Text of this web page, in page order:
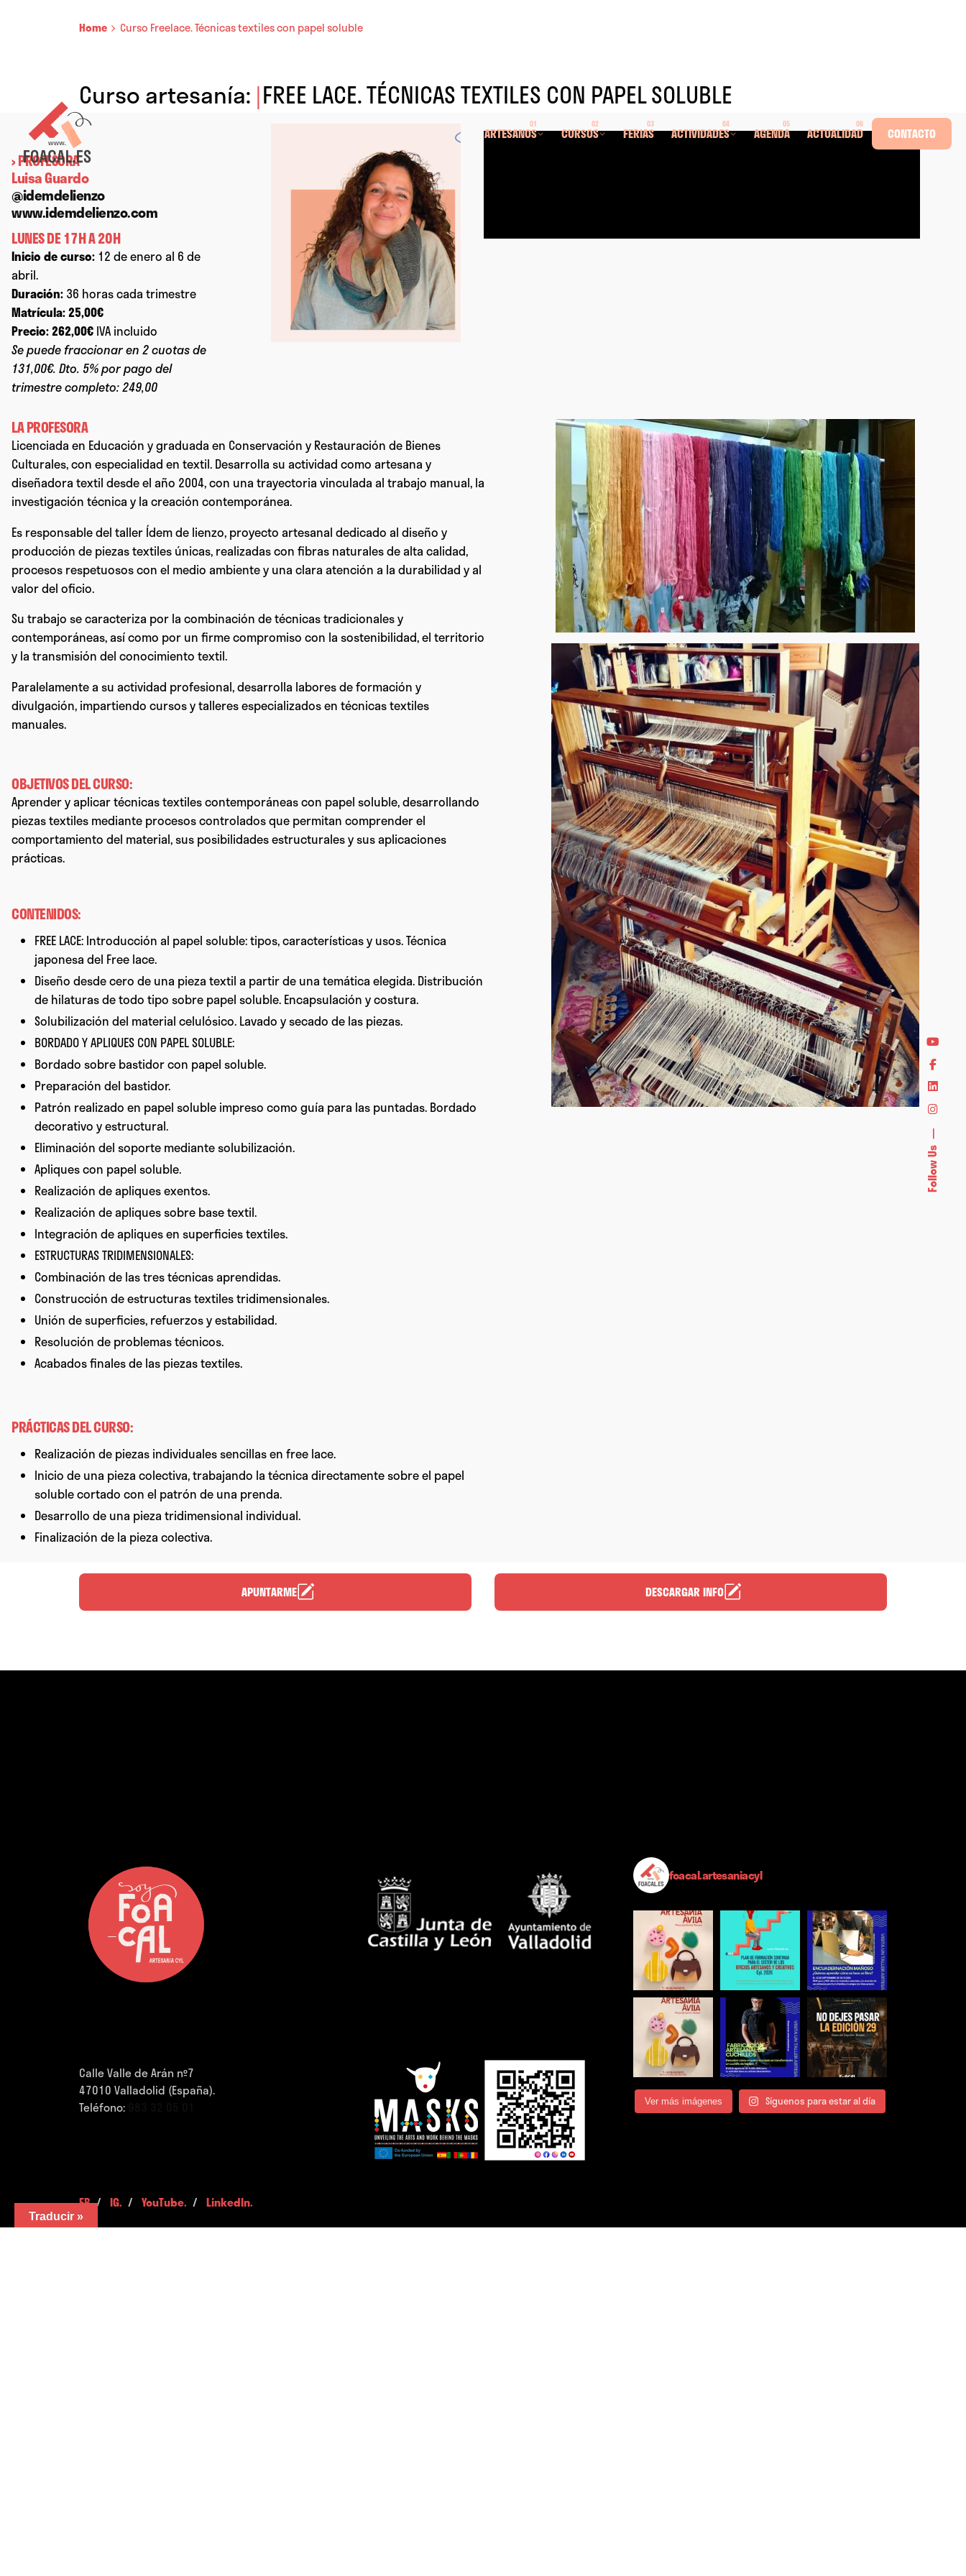
Follow Us
ARTESANOS CURSOS FERIAS ACTIVIDADES AGENDA ACTUALIDAD CONTACTO
Home Curso Freelace. Técnicas textiles con papel soluble
Curso artesanía: |FREE LACE. TÉCNICAS TEXTILES CON PAPEL SOLUBLE
› PROFESORA
Luisa Guardo
@idemdelienzo
www.idemdelienzo.com
LUNES DE 17H A 20H
Inicio de curso: 12 de enero al 6 de
abril.
Duración: 36 horas cada trimestre
Matrícula:25,00€
Precio:262,00€ IVA incluido
Se puede fraccionar en 2 cuotas de
131,00€. Dto. 5% por pago del
trimestre completo: 249,00
LA PROFESORA
Licenciada en Educación y graduada en Conservación y Restauración de Bienes
Culturales, con especialidad en textil. Desarrolla su actividad como artesana y
diseñadora textil desde el año 2004, con una trayectoria vinculada al trabajo manual, la
investigación técnica y la creación contemporánea.
Es responsable del taller Ídem de lienzo, proyecto artesanal dedicado al diseño y
producción de piezas textiles únicas, realizadas con fibras naturales de alta calidad,
procesos respetuosos con el medio ambiente y una clara atención a la durabilidad y al
valor del oficio.
Su trabajo se caracteriza por la combinación de técnicas tradicionales y
contemporáneas, así como por un firme compromiso con la sostenibilidad, el territorio
y la transmisión del conocimiento textil.
Paralelamente a su actividad profesional, desarrolla labores de formación y
divulgación, impartiendo cursos y talleres especializados en técnicas textiles
manuales.
OBJETIVOS DEL CURSO:
Aprender y aplicar técnicas textiles contemporáneas con papel soluble, desarrollando
piezas textiles mediante procesos controlados que permitan comprender el
comportamiento del material, sus posibilidades estructurales y sus aplicaciones
prácticas.
CONTENIDOS:
FREE LACE: Introducción al papel soluble: tipos, características y usos. Técnica
japonesa del Free lace.
Diseño desde cero de una pieza textil a partir de una temática elegida. Distribución
de hilaturas de todo tipo sobre papel soluble. Encapsulación y costura.
Solubilización del material celulósico. Lavado y secado de las piezas.
BORDADO Y APLIQUES CON PAPEL SOLUBLE:
Bordado sobre bastidor con papel soluble.
Preparación del bastidor.
Patrón realizado en papel soluble impreso como guía para las puntadas. Bordado
decorativo y estructural.
Eliminación del soporte mediante solubilización.
Apliques con papel soluble.
Realización de apliques exentos.
Realización de apliques sobre base textil.
Integración de apliques en superficies textiles.
ESTRUCTURAS TRIDIMENSIONALES:
Combinación de las tres técnicas aprendidas.
Construcción de estructuras textiles tridimensionales.
Unión de superficies, refuerzos y estabilidad.
Resolución de problemas técnicos.
Acabados finales de las piezas textiles.
PRÁCTICAS DEL CURSO:
Realización de piezas individuales sencillas en free lace.
Inicio de una pieza colectiva, trabajando la técnica directamente sobre el papel
soluble cortado con el patrón de una prenda.
Desarrollo de una pieza tridimensional individual.
Finalización de la pieza colectiva.
APUNTARME DESCARGAR INFO
Calle Valle de Arán nº7
47010 Valladolid (España).
Teléfono:
FB./IG. /YouTube. /LinkedIn.
foacal.artesaniacyl
Ver más imágenes Síguenos para estar al día
Traducir »